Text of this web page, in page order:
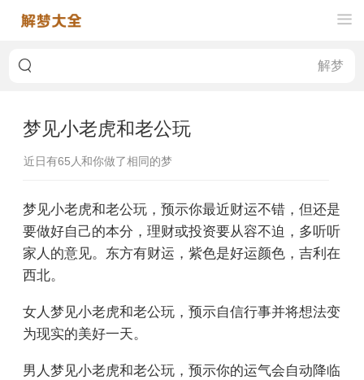
梦见小老虎和老公玩
近日有65 人和你做了相同的梦
梦见小老虎和老公玩，预示你最近财运不错，但还是
要做好自己的本分，理财或投资要从容不迫，多听听
家人的意见。东方有财运，紫色是好运颜色，吉利在
西北。
女人梦见小老虎和老公玩，预示自信行事并将想法变
为现实的美好一天。
男人梦见小老虎和老公玩，预示你的运气会自动降临